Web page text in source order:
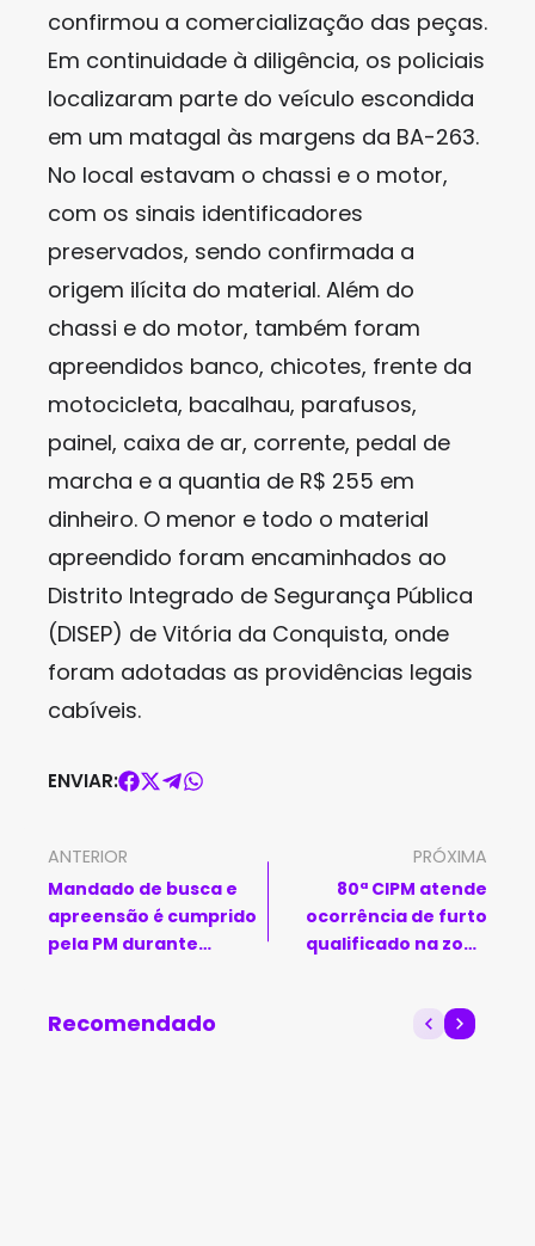
confirmou a comercialização das peças.
Em continuidade à diligência, os policiais
localizaram parte do veículo escondida
em um matagal às margens da BA-263.
No local estavam o chassi e o motor,
com os sinais identificadores
preservados, sendo confirmada a
origem ilícita do material. Além do
chassi e do motor, também foram
apreendidos banco, chicotes, frente da
motocicleta, bacalhau, parafusos,
painel, caixa de ar, corrente, pedal de
marcha e a quantia de R$ 255 em
dinheiro. O menor e todo o material
apreendido foram encaminhados ao
Distrito Integrado de Segurança Pública
(DISEP) de Vitória da Conquista, onde
foram adotadas as providências legais
cabíveis.
ENVIAR:
ANTERIOR
Mandado de busca e
apreensão é cumprido
pela PM durante
PRÓXIMA
80ª CIPM atende
ocorrência de furto
qualificado na zona
Recomendado